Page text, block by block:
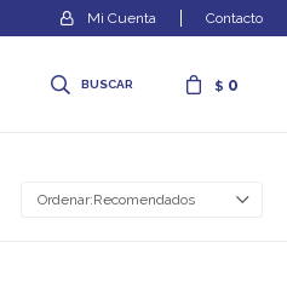
$ 0
Contacto
Recomendados